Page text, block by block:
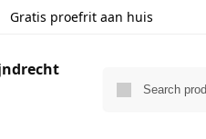
Gratis proefrit aan huis